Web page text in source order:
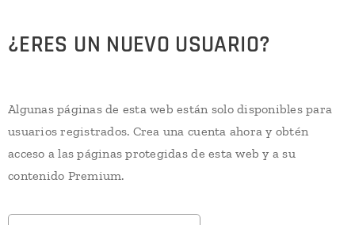
¿ERES UN NUEVO USUARIO?
Algunas páginas de esta web están solo disponibles para
usuarios registrados. Crea una cuenta ahora y obtén
acceso a las páginas protegidas de esta web y a su
contenido Premium.